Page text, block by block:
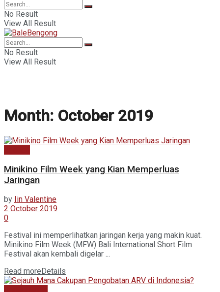
No Result
View All Result
No Result
View All Result
Month: October 2019
Minikino Film Week yang Kian Memperluas
Jaringan
by Iin Valentine
2 October 2019
0
Festival ini memperlihatkan jaringan kerja yang makin kuat.
Minikino Film Week (MFW) Bali International Short Film
Festival akan kembali digelar ...
Read more Details